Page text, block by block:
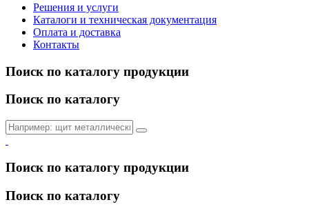
Решения и услуги
Каталоги и техническая документация
Оплата и доставка
Контакты
Поиск по каталогу продукции
Поиск по каталогу
Поиск по каталогу продукции
Поиск по каталогу